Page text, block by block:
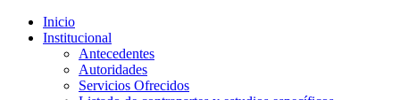
Inicio
Institucional
Antecedentes
Autoridades
Servicios Ofrecidos